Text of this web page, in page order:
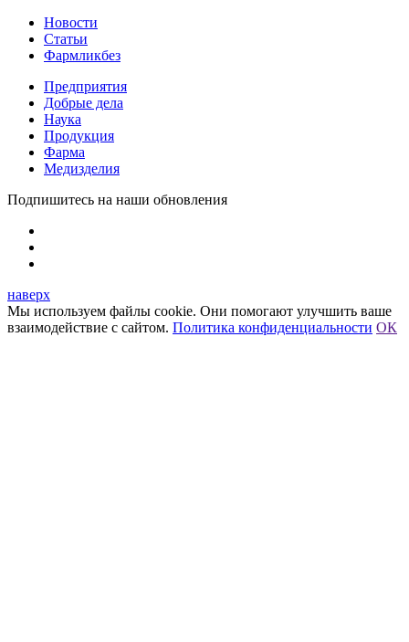
Новости
Статьи
Фармликбез
Предприятия
Добрые дела
Наука
Продукция
Фарма
Медизделия
Подпишитесь на наши обновления
наверх
Мы используем файлы cookie. Они помогают улучшить ваше
взаимодействие с сайтом. Политика конфиденциальности ОК